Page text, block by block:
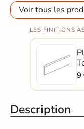
Voir tous les
LES FINITIONS
9
Description